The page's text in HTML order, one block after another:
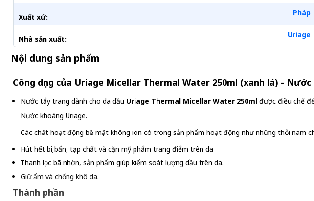
Xuất xứ: Pháp
Nhà sản xuất: Uriage
Nội dung sản phẩm
Công dụng của Uriage Micellar Thermal Water 250ml (xanh lá) -
Nước tẩy trang dành cho da dầu Uriage Thermal Micellar Water 250ml được điều chế
Nước khoáng Uriage.
Các chất hoạt động bề mặt không ion có trong sản phẩm hoạt động như những thỏi nam
Hút hết bụi bẩn, tạp chất và cặn mỹ phẩm trang điểm trên da
Thanh lọc bã nhờn, sản phẩm giúp kiểm soát lượng dầu trên da.
Giữ ẩm và chống khô da.
Thành phần